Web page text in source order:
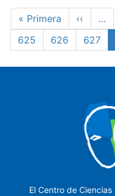
Paginación
Primera
página
« Primera
Página
anterior
‹‹ …
Page
625 Page
626 Page
627
El Centro de